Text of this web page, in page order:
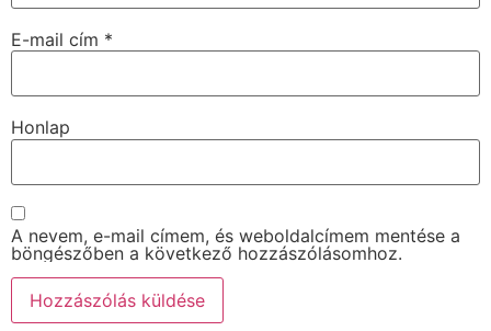
E-mail cím *
Honlap
A nevem, e-mail címem, és weboldalcímem mentése a
böngészőben a következő hozzászólásomhoz.